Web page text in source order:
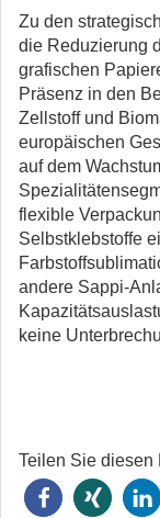
Zu den
die Reduzierung
grafischen
Präsenz in den
Zellstoff und
europäischen
auf dem
flexible
Selbstklebstoffe
andere Sappi-
keine
Teilen Sie diesen